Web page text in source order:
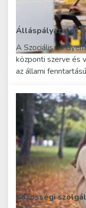
Álláspályázatok
A Szociális és
központi szerve és
az állami
Közösségi